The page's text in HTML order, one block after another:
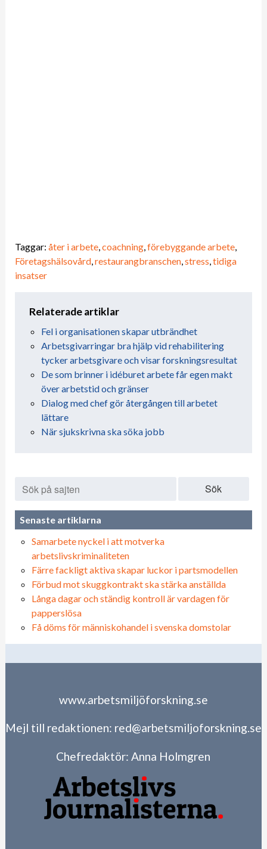
Taggar: åter i arbete,coachning,förebyggande arbete,
Företagshälsovård,restaurangbranschen,stress,tidiga
insatser
Relaterade artiklar
Fel i organisationen skapar utbrändhet
Arbetsgivarringar bra hjälp vid rehabilitering
tycker arbetsgivare och visar forskningsresultat
De som brinner i idéburet arbete får egen makt
över arbetstid och gränser
Dialog med chef gör återgången till arbetet
lättare
När sjukskrivna ska söka jobb
Sök
Senaste artiklarna
Samarbete nyckel i att motverka
arbetslivskriminaliteten
Färre fackligt aktiva skapar luckor i partsmodellen
Förbud mot skuggkontrakt ska stärka anställda
Långa dagar och ständig kontroll är vardagen för
papperslösa
Få döms för människohandel i svenska domstolar
www.arbetsmiljöforskning.se
Mejl till redaktionen: red@arbetsmiljoforskning.se
Chefredaktör: Anna Holmgren